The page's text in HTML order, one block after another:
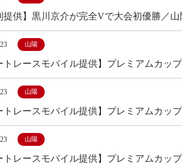
提供】黒川京介が完全Vで大会初優勝／山
山陽
トレースモバイル提供】プレミアムカッ
山陽
トレースモバイル提供】プレミアムカッ
山陽
トレースモバイル提供】プレミアムカッ